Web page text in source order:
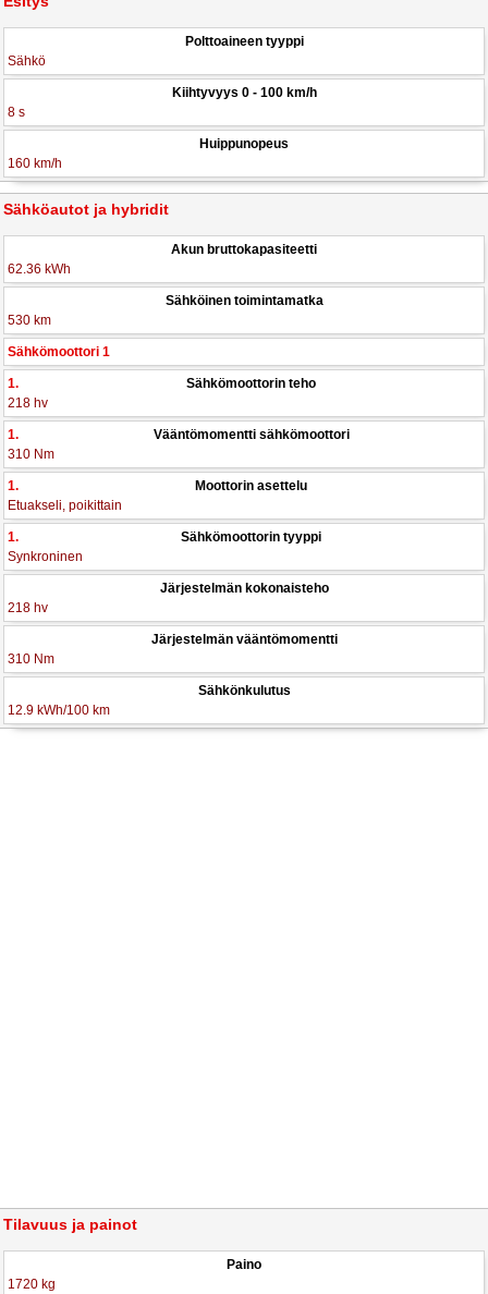
Polttoaineen tyyppi
Sähkö
Kiihtyvyys 0 - 100 km/h
8 s
Huippunopeus
160 km/h
Sähköautot ja hybridit
Akun bruttokapasiteetti
62.36 kWh
Sähköinen toimintamatka
530 km
Sähkömoottori 1
1.
Sähkömoottorin teho
218 hv
1.
Vääntömomentti sähkömoottori
310 Nm
1.
Moottorin asettelu
Etuakseli, poikittain
1.
Sähkömoottorin tyyppi
Synkroninen
Järjestelmän kokonaisteho
218 hv
Järjestelmän vääntömomentti
310 Nm
Sähkönkulutus
12.9 kWh/100 km
Tilavuus ja painot
Paino
1720 kg